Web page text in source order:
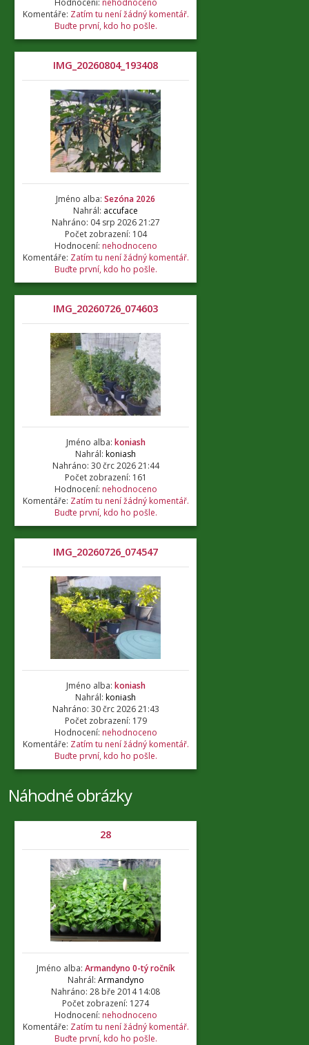
Hodnocení: nehodnoceno
Komentáře: Zatím tu není žádný komentář.
Buďte první, kdo ho pošle.
IMG_20260804_193408
Jméno alba: Sezóna 2026
Nahrál: accuface
Nahráno: 04 srp 2026 21:27
Počet zobrazení: 104
Hodnocení: nehodnoceno
Komentáře: Zatím tu není žádný komentář.
Buďte první, kdo ho pošle.
IMG_20260726_074603
Jméno alba: koniash
Nahrál: koniash
Nahráno: 30 črc 2026 21:44
Počet zobrazení: 161
Hodnocení: nehodnoceno
Komentáře: Zatím tu není žádný komentář.
Buďte první, kdo ho pošle.
IMG_20260726_074547
Jméno alba: koniash
Nahrál: koniash
Nahráno: 30 črc 2026 21:43
Počet zobrazení: 179
Hodnocení: nehodnoceno
Komentáře: Zatím tu není žádný komentář.
Buďte první, kdo ho pošle.
Náhodné obrázky
28
Jméno alba: Armandyno 0-tý ročník
Nahrál: Armandyno
Nahráno: 28 bře 2014 14:08
Počet zobrazení: 1274
Hodnocení: nehodnoceno
Komentáře: Zatím tu není žádný komentář.
Buďte první, kdo ho pošle.